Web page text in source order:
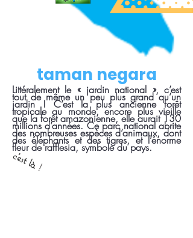
taman negara
Littéralement le « jardin national », c’est
tout de même un peu plus grand qu’un
jardin ! C’est la plus ancienne forêt
tropicale au monde, encore plus vieille
que la forêt amazonienne, elle aurait 130
millions d’années. Ce parc national abrite
des nombreuses espèces d’animaux, dont
des éléphants et des tigres, et l’énorme
fleur de rafflesia, symbole du pays.
c'est là
!